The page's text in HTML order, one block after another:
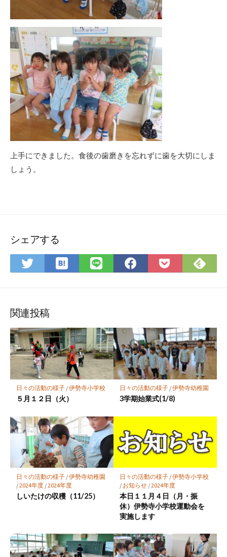
上手にできました。食後の歯磨きを忘れずに歯を大切にしま
しょう。
シェアする
Twitter
で
ア
は
て
マ
ー
ク
に
保
存
LINE
で
Facebook
で
Pocket
に
で
関連投稿
日々の活動の様子/伊勢寺小学校
５月１２日（火）
日々の活動の様子/伊勢寺幼稚園
3学期始業式(1/8)
日々の活動の様子/伊勢寺幼稚園
/2024年度/2024年度
しいたけの収穫（11/25）
日々の活動の様子/伊勢寺小学校
/ お知らせ/2024年度
本日１１月４日（月・振
休）伊勢寺小学校運動会を
実施します